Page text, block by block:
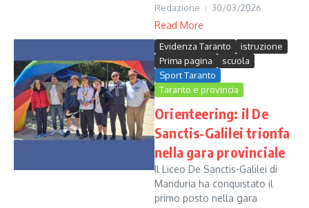
Redazione 30/03/2026
Read More
Evidenza Taranto
istruzione
Prima pagina
scuola
Sport Taranto
Taranto e provincia
Orienteering: il De
Sanctis-Galilei trionfa
nella gara provinciale
Il Liceo De Sanctis-Galilei di
Manduria ha conquistato il
primo posto nella gara